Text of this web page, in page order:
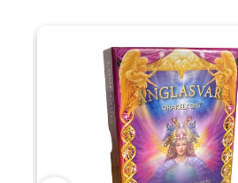
Svenska) som favoritMarkera Änglasvar